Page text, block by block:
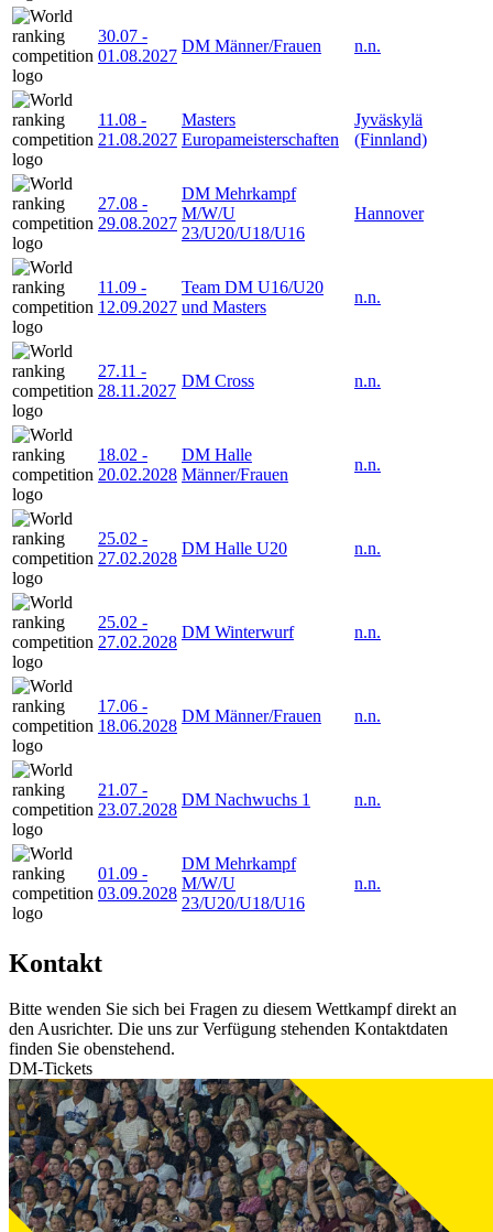
30.07 -
01.08.2027
DM Männer/Frauen n.n.
11.08 -
21.08.2027
Masters
Europameisterschaften
Jyväskylä
(Finnland)
27.08 -
29.08.2027
DM Mehrkampf
M/W/U
23/U20/U18/U16
Hannover
11.09 -
12.09.2027
Team DM U16/U20
und Masters
n.n.
27.11 -
28.11.2027
DM Cross n.n.
18.02 -
20.02.2028
DM Halle
Männer/Frauen
n.n.
25.02 -
27.02.2028
DM Halle U20 n.n.
25.02 -
27.02.2028
DM Winterwurf n.n.
17.06 -
18.06.2028
DM Männer/Frauen n.n.
21.07 -
23.07.2028
DM Nachwuchs 1 n.n.
01.09 -
03.09.2028
DM Mehrkampf
M/W/U
23/U20/U18/U16
n.n.
Kontakt
Bitte wenden Sie sich bei Fragen zu diesem Wettkampf direkt an
den Ausrichter. Die uns zur Verfügung stehenden Kontaktdaten
finden Sie obenstehend.
DM-Tickets